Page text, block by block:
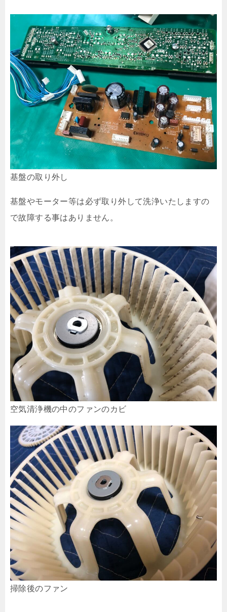
基盤の取り外し
基盤やモーター等は必ず取り外して洗浄いたしますの
で故障する事はありません。
空気清浄機の中のファンのカビ
掃除後のファン